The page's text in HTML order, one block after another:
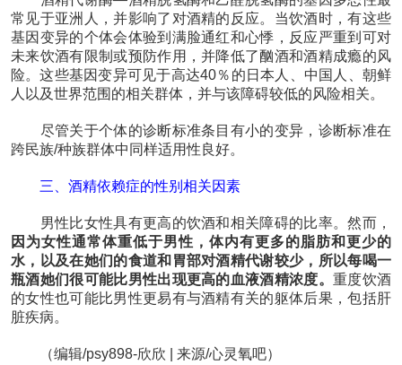
常见于亚洲人，并影响了对酒精的反应。当饮酒时，有这些
基因变异的个体会体验到满脸通红和心悸，反应严重到可对
未来饮酒有限制或预防作用，并降低了酗酒和酒精成瘾的风
险。这些基因变异可见于高达40％的日本人、中国人、朝鲜
人以及世界范围的相关群体，并与该障碍较低的风险相关。
尽管关于个体的诊断标准条目有小的变异，诊断标准在
跨民族/种族群体中同样适用性良好。
三、酒精依赖症的性别相关因素
男性比女性具有更高的饮酒和相关障碍的比率。然而，
因为女性通常体重低于男性，体内有更多的脂肪和更少的
水，以及在她们的食道和胃部对酒精代谢较少，所以每喝一
瓶酒她们很可能比男性出现更高的血液酒精浓度。重度饮酒
的女性也可能比男性更易有与酒精有关的躯体后果，包括肝
脏疾病。
（编辑/psy898-欣欣 | 来源/心灵氧吧）